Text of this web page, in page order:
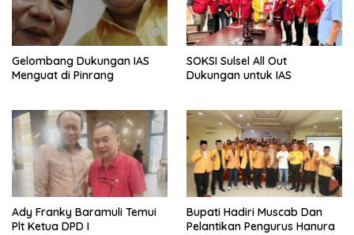
Gelombang Dukungan IAS
Menguat di Pinrang
SOKSI Sulsel All Out
Dukungan untuk IAS
Ady Franky Baramuli Temui
Plt Ketua DPD I
Bupati Hadiri Muscab Dan
Pelantikan Pengurus Hanura